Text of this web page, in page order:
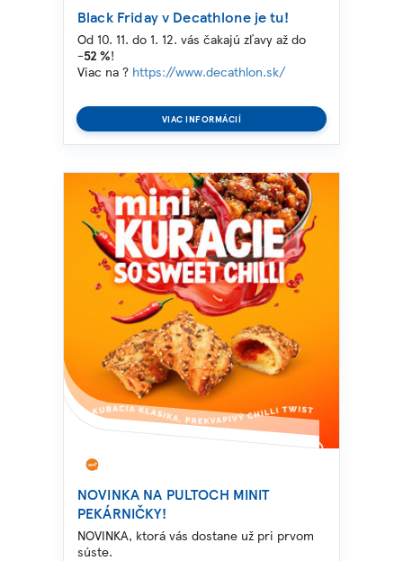
Black Friday v Decathlone je tu!
Od 10. 11. do 1. 12. vás čakajú zľavy až do
-52 %!
Viac na ? https://www.decathlon.sk/
VIAC INFORMÁCIÍ
NOVINKA NA PULTOCH MINIT
PEKÁRNIČKY!
NOVINKA, ktorá vás dostane už pri prvom
súste.